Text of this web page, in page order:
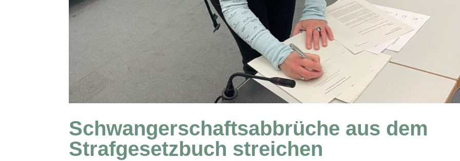
Schwangerschaftsabbrüche aus dem
Strafgesetzbuch streichen